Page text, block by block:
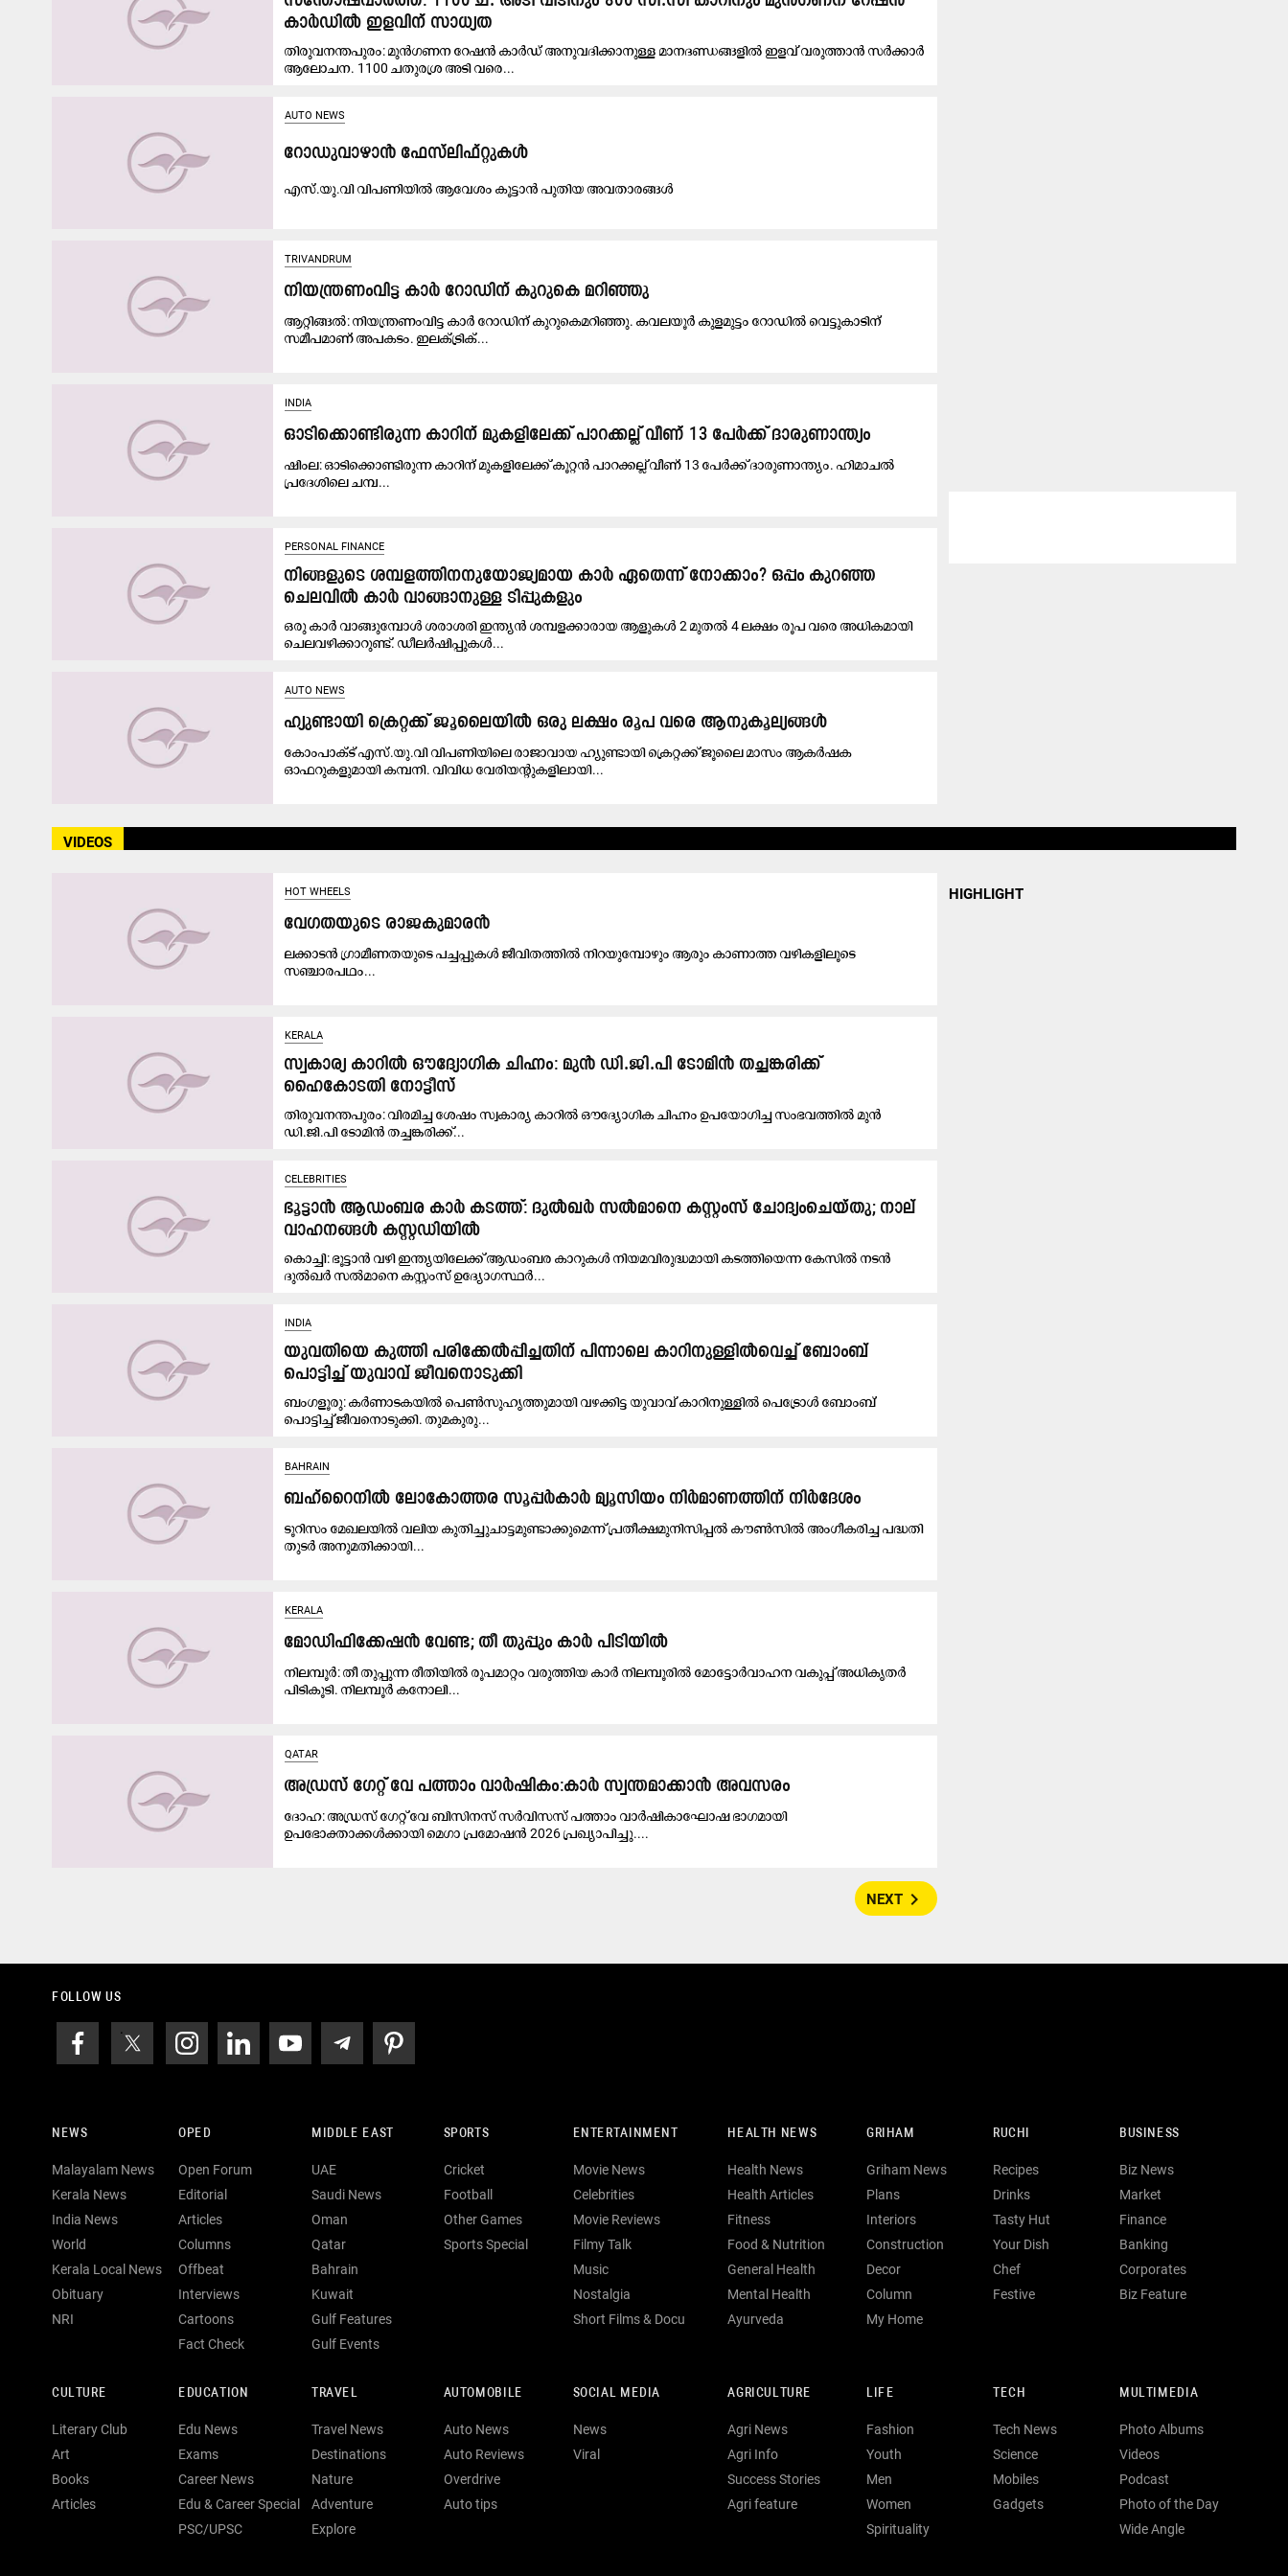
കാർഡിൽ ഇളവിന് സാധ്യത
തിരുവനന്തപുരം: മുൻഗണന റേഷൻ കാർഡ് അനുവദിക്കാനുള്ള മാനദണ്ഡങ്ങളിൽ ഇളവ് വരുത്താൻ സർക്കാർ
ആലോചന. 1100 ചതുരശ്ര അടി വരെ...
AUTO NEWS
റോഡുവാഴാൻ ഫേസ്​ലിഫ്​റ്റുകൾ
എസ്‌.യു.വി വിപണിയിൽ ആവേശം കൂട്ടാൻ പുതിയ അവതാരങ്ങൾ
TRIVANDRUM
നിയന്ത്രണംവിട്ട കാർ റോഡിന് കുറുകെ മറിഞ്ഞു
ആറ്റിങ്ങൽ: നിയന്ത്രണംവിട്ട കാർ റോഡിന് കുറുകെമറിഞ്ഞു. കവലയൂർ കുളമുട്ടം റോഡിൽ വെട്ടുകാടിന്
സമീപമാണ് അപകടം. ഇലക്ട്രിക്...
INDIA
ഓടിക്കൊണ്ടിരുന്ന കാറിന് മുകളിലേക്ക് പാറക്കല്ല് വീണ് 13 പേർക്ക് ദാരുണാന്ത്യം
ഷിംല: ഓടിക്കൊണ്ടിരുന്ന കാറിന് മുകളിലേക്ക് കൂറ്റൻ പാറക്കല്ല് വീണ് 13 പേർക്ക് ദാരുണാന്ത്യം. ഹിമാചൽ
പ്രദേശിലെ ചമ്പ...
PERSONAL FINANCE
നിങ്ങളുടെ ശമ്പളത്തിനനുയോജ്യമായ കാർ ഏതെന്ന് നോക്കാം? ഒപ്പം കുറഞ്ഞ
ചെലവിൽ കാർ വാങ്ങാനുള്ള ടിപ്പുകളും
ഒരു കാർ വാങ്ങുമ്പോൾ ശരാശരി ഇന്ത്യൻ ശമ്പളക്കാരായ ആളുകൾ 2 മുതൽ 4 ലക്ഷം രൂപ വരെ അധികമായി
ചെലവഴിക്കാറുണ്ട്. ഡീലർഷിപ്പുകൾ...
AUTO NEWS
ഹ്യുണ്ടായി ക്രെറ്റക്ക് ജൂലൈയിൽ ഒരു ലക്ഷം രൂപ വരെ ആനുകൂല്യങ്ങൾ
കോംപാക്ട് എസ്‌.യു.വി വിപണിയിലെ രാജാവായ ഹ്യുണ്ടായി ക്രെറ്റക്ക് ജൂലൈ മാസം ആകർഷക
ഓഫറുകളുമായി കമ്പനി. വിവിധ വേരിയന്റുകളിലായി...
VIDEOS
HOT WHEELS
വേഗതയുടെ രാജകുമാരൻ
ലക്കാടന്‍ ഗ്രാമീണതയുടെ പച്ചപ്പുകള്‍ ജീവിതത്തില്‍ നിറയുമ്പോഴും ആരും കാണാത്ത വഴികളിലൂടെ
സഞ്ചാരപഥം...
KERALA
സ്വകാര്യ കാറിൽ ഔദ്യോഗിക ചിഹ്നം: മുൻ ഡി.ജി.പി ടോമിൻ തച്ചങ്കരിക്ക്
ഹൈകോടതി നോട്ടീസ്
തിരുവനന്തപുരം: വിരമിച്ച ശേഷം സ്വകാര്യ കാറിൽ ഔദ്യോഗിക ചിഹ്നം ഉപയോഗിച്ച സംഭവത്തിൽ മുൻ
ഡി.ജി.പി ടോമിൻ തച്ചങ്കരിക്ക്...
CELEBRITIES
ഭൂട്ടാൻ ആഡംബര കാർ കടത്ത്: ദുൽഖർ സൽമാനെ കസ്റ്റംസ് ചോദ്യംചെയ്തു; നാല്
വാഹനങ്ങൾ കസ്റ്റഡിയിൽ
കൊച്ചി: ഭൂട്ടാൻ വഴി ഇന്ത്യയിലേക്ക് ആഡംബര കാറുകൾ നിയമവിരുദ്ധമായി കടത്തിയെന്ന കേസിൽ നടൻ
ദുൽഖർ സൽമാനെ കസ്റ്റംസ് ഉദ്യോഗസ്ഥർ...
INDIA
യുവതിയെ കുത്തി പരിക്കേൽപ്പിച്ചതിന് പിന്നാലെ കാറിനുള്ളി​ൽവെച്ച് ബോംബ്
പൊട്ടിച്ച് യുവാവ് ജീവനൊടുക്കി
ബംഗളൂരു: കർണാടകയിൽ പെൺസുഹൃത്തുമായി വഴക്കിട്ട യുവാവ് കാറിനുള്ളിൽ പെട്രോൾ ബോംബ്
പൊട്ടിച്ച് ജീവനൊടുക്കി. തുമകുരു...
BAHRAIN
ബഹ്‌റൈനിൽ ലോകോത്തര സൂപ്പർകാർ മ്യൂസിയം നിർമാണത്തിന് നിർദേശം
ടൂറിസം മേഖലയിൽ വലിയ കുതിച്ചുചാട്ടമുണ്ടാക്കുമെന്ന് പ്രതീക്ഷമുനിസിപ്പൽ കൗൺസിൽ അംഗീകരിച്ച പദ്ധതി
തുടർ അനുമതിക്കായി...
KERALA
മോഡിഫിക്കേഷൻ വേണ്ട; തീ തുപ്പും കാർ പിടിയിൽ
നിലമ്പൂർ: തീ തുപ്പുന്ന രീതിയിൽ രൂപമാറ്റം വരുത്തിയ കാർ നിലമ്പൂരിൽ മോട്ടോർവാഹന വകുപ്പ് അധികൃതർ
പിടികൂടി. നിലമ്പൂർ കനോലി...
QATAR
അഡ്രസ് ഗേറ്റ് വേ പത്താം വാർഷികം:കാർ സ്വന്തമാക്കാൻ അവസരം
ദോഹ: അഡ്രസ് ഗേറ്റ് വേ ബിസിനസ് സർവിസസ് പത്താം വാർഷികാഘോഷ ഭാഗമായി
ഉപഭോക്താക്കൾക്കായി മെഗാ പ്രമോഷൻ 2026 പ്രഖ്യാപിച്ചു....
HIGHLIGHT
NEXT navigate_next
FOLLOW US
NEWS
Malayalam News
Kerala News
India News
World
Kerala Local News
Obituary
NRI
OPED
Open Forum
Editorial
Articles
Columns
Offbeat
Interviews
Cartoons
Fact Check
MIDDLE EAST
UAE
Saudi News
Oman
Qatar
Bahrain
Kuwait
Gulf Features
Gulf Events
SPORTS
Cricket
Football
Other Games
Sports Special
ENTERTAINMENT
Movie News
Celebrities
Movie Reviews
Filmy Talk
Music
Nostalgia
Short Films & Docu
HEALTH NEWS
Health News
Health Articles
Fitness
Food & Nutrition
General Health
Mental Health
Ayurveda
GRIHAM
Griham News
Plans
Interiors
Construction
Decor
Column
My Home
RUCHI
Recipes
Drinks
Tasty Hut
Your Dish
Chef
Festive
BUSINESS
Biz News
Market
Finance
Banking
Corporates
Biz Feature
CULTURE
Literary Club
Art
Books
Articles
EDUCATION
Edu News
Exams
Career News
Edu & Career Special
PSC/UPSC
TRAVEL
Travel News
Destinations
Nature
Adventure
Explore
AUTOMOBILE
Auto News
Auto Reviews
Overdrive
Auto tips
SOCIAL MEDIA
News
Viral
AGRICULTURE
Agri News
Agri Info
Success Stories
Agri feature
LIFE
Fashion
Youth
Men
Women
Spirituality
TECH
Tech News
Science
Mobiles
Gadgets
MULTIMEDIA
Photo Albums
Videos
Podcast
Photo of the Day
Wide Angle